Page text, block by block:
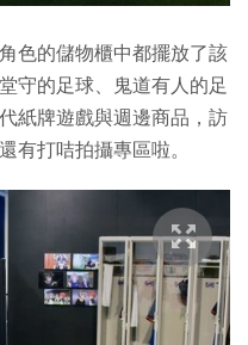
色的儲物櫃中都擺放了該
守的足球、鬼道有人的足
紙牌遊戲與週邊商品，訪
有打咭拍攝專區啦。